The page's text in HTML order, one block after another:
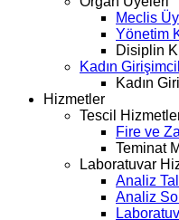
Meclis
Yönetim
Disiplin
Kadın
Kadın
Hizmetler
Tescil
Fire ve
Teminat
Laboratuvar
Analiz
Analiz